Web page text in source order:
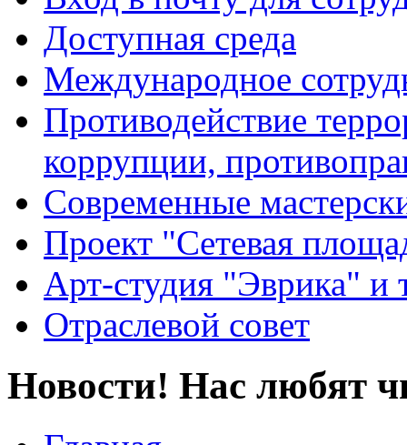
Доступная среда
Международное
Противодействие
коррупции,
Современные
Проект "Сетевая
Арт-студия "Эврика" и
Отраслевой совет
Новости! Нас любят